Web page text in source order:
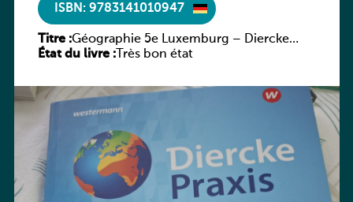
ISBN: 9783141010947
Titre :Géographie 5e Luxemburg – Diercke
Praxis
État du livre :Très bon état